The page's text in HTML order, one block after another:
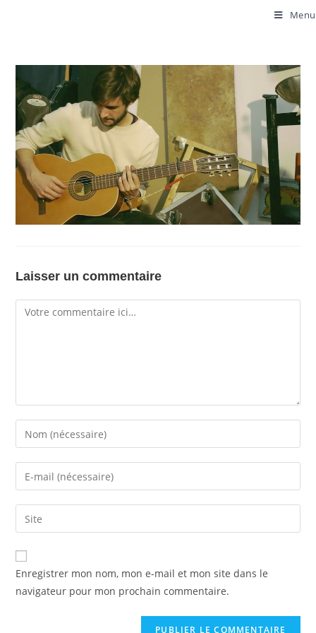
Menu
Laisser un commentaire
Enregistrer mon nom, mon e-mail et mon site dans le
navigateur pour mon prochain commentaire.